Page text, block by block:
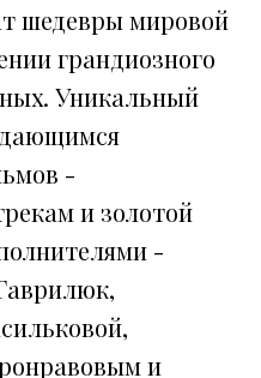
шедевры мировой
грандиозного
Уникальный
-
и золотой
-
и